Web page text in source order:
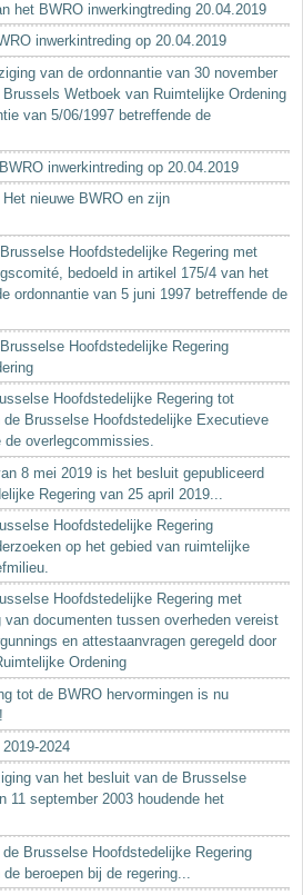
het BWRO inwerkingtreding 20.04.2019
inwerkintreding op 20.04.2019
van de ordonnantie van 30 november
Wetboek van Ruimtelijke Ordening
van 5/06/1997 betreffende de
inwerkintreding op 20.04.2019
Het nieuwe BWRO en zijn
Hoofdstedelijke Regering met
bedoeld in artikel 175/4 van het
ordonnantie van 5 juni 1997 betreffende de
Hoofdstedelijke Regering
Hoofdstedelijke Regering tot
Brusselse Hoofdstedelijke Executieve
de overlegcommissies.
8 mei 2019 is het besluit gepubliceerd
Regering van 25 april 2019...
Hoofdstedelijke Regering
op het gebied van ruimtelijke
Hoofdstedelijke Regering met
documenten tussen overheden vereist
en attestaanvragen geregeld door
Ordening
tot de BWRO hervormingen is nu
2024
van het besluit van de Brusselse
11 september 2003 houdende het
Brusselse Hoofdstedelijke Regering
beroepen bij de regering...